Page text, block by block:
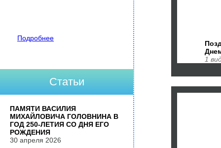
1
Подробнее
Статьи
ПАМЯТИ ВАСИЛИЯ
МИХАЙЛОВИЧА ГОЛОВНИНА В
ГОД 250-ЛЕТИЯ СО ДНЯ ЕГО
РОЖДЕНИЯ
30 апреля 2026